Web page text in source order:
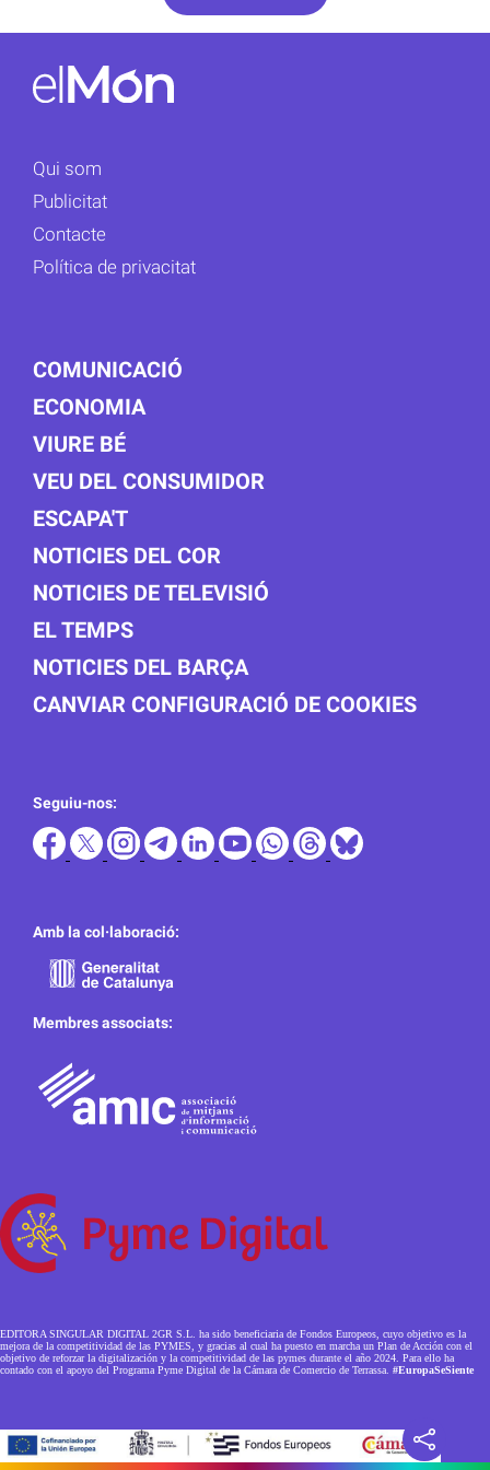
Qui som
Publicitat
Contacte
Política de privacitat
COMUNICACIÓ
ECONOMIA
VIURE BÉ
VEU DEL CONSUMIDOR
ESCAPA'T
NOTICIES DEL COR
NOTICIES DE TELEVISIÓ
EL TEMPS
NOTICIES DEL BARÇA
CANVIAR CONFIGURACIÓ DE COOKIES
Seguiu-nos:
Amb la col·laboració:
Membres associats:
EDITORA SINGULAR DIGITAL 2GR S.L. ha sido beneficiaria de Fondos Europeos, cuyo objetivo es la
mejora de la competitividad de las PYMES, y gracias al cual ha puesto en marcha un Plan de Acción con el
objetivo de reforzar la digitalización y la competitividad de las pymes durante el año 2024. Para ello ha
contado con el apoyo del Programa Pyme Digital de la Cámara de Comercio de Terrassa. #EuropaSeSiente